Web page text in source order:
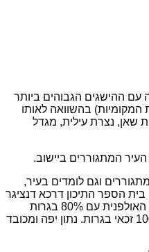
עם ההישגים הגבוהים ביותר
המקומיות) בהשוואה לאותו
שאן, נצרת עילית, מגדל
המתגוררים ביישוב.
וגם לומדים בעיר,
הספר התיכון דרכא דנציגר
עומד היום על 78.3% בגרות, דרכא האולפנית עם 80% בגרות
ודרכא הישיבתית-המתמיד עם 100% זכאי בגרות. נתון יפה ומכובד